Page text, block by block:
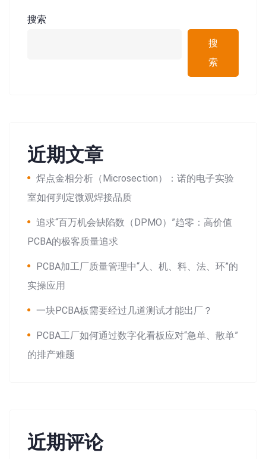
搜索
搜
索
近期文章
焊点金相分析（Microsection）：诺的电子实验
室如何判定微观焊接品质
追求“百万机会缺陷数（DPMO）”趋零：高价值
PCBA的极客质量追求
PCBA加工厂质量管理中“人、机、料、法、环”的
实操应用
一块PCBA板需要经过几道测试才能出厂？
PCBA工厂如何通过数字化看板应对“急单、散单”
的排产难题
近期评论